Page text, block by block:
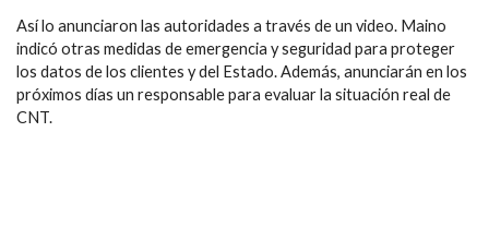
Así lo anunciaron las autoridades a través de un video. Maino
indicó otras medidas de emergencia y seguridad para proteger
los datos de los clientes y del Estado. Además, anunciarán en los
próximos días un responsable para evaluar la situación real de
CNT.